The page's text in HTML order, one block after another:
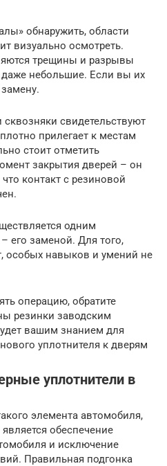
обнаружить, области
визуально осмотреть.
трещины и разрывы
даже небольшие. Если вы их
свидетельствуют
прилегает к местам
стоит отметить
закрытия дверей – он
контакт с резиновой
одним
его заменой. Для того,
особых навыков и умений не
операцию, обратите
резинки заводским
вашим знанием для
уплотнителя к дверям
уплотнители в
элемента автомобиля,
обеспечение
и исключение
Правильная подгонка